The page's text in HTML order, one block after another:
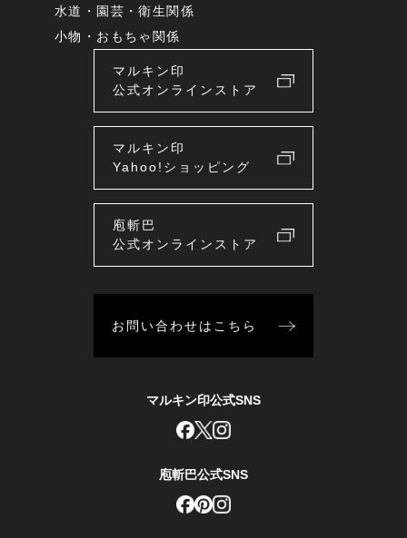
水道・園芸・衛生関係
小物・おもちゃ関係
マルキン印
公式オンラインストア
マルキン印
Yahoo!ショッピング
庖斬巴
公式オンラインストア
お問い合わせはこちら
マルキン印公式SNS
庖斬巴公式SNS